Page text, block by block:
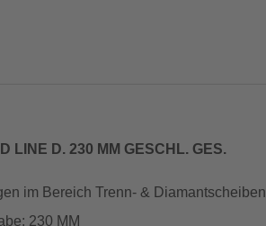
LINE D. 230 MM GESCHL. GES.
im Bereich Trenn- & Diamantscheiben
230 MM